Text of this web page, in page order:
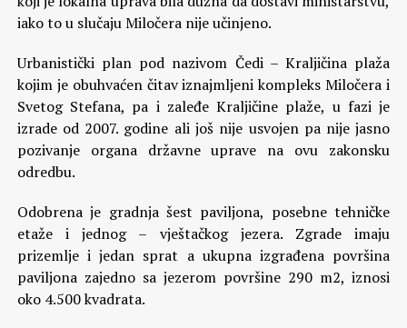
iako to u slučaju Miločera nije učinjeno.
Urbanistički plan pod nazivom Čedi – Kraljičina plaža
kojim je obuhvaćen čitav iznajmljeni kompleks Miločera i
Svetog Stefana, pa i zaleđe Kraljičine plaže, u fazi je
izrade od 2007. godine ali još nije usvojen pa nije jasno
pozivanje organa državne uprave na ovu zakonsku
odredbu.
Odobrena je gradnja šest paviljona, posebne tehničke
etaže i jednog – vještačkog jezera. Zgrade imaju
prizemlje i jedan sprat a ukupna izgrađena površina
paviljona zajedno sa jezerom površine 290 m2, iznosi
oko 4.500 kvadrata.